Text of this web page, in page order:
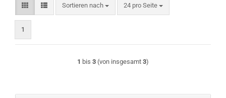
Sortieren nach
Sortieren nach 24 pro Seite
pro Seite
1
1 bis 3 (von insgesamt 3)